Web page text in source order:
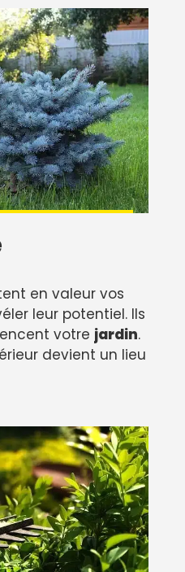
en valeur vos
leur potentiel. Ils
votre jardin.
devient un lieu